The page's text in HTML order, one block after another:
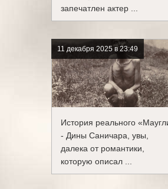
запечатлен актер ...
11 декабря 2025 в 23:49
История реального
- Дины Саничара, увы,
далека от романтики,
которую описал ...